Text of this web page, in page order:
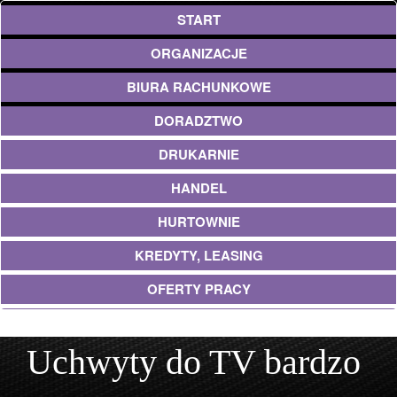
START
ORGANIZACJE
BIURA RACHUNKOWE
DORADZTWO
DRUKARNIE
HANDEL
HURTOWNIE
KREDYTY, LEASING
OFERTY PRACY
EKOLOGIA
ARCHITEKTURA
Uchwyty do TV bardzo